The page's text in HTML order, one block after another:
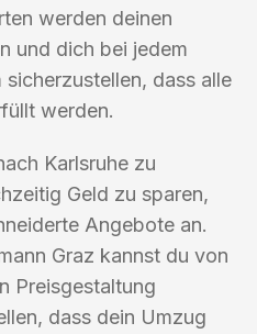
werden deinen
und dich bei jedem
dass alle
werden.
Karlsruhe zu
Geld zu sparen,
Angebote an.
Graz kannst du von
Preisgestaltung
dass dein Umzug